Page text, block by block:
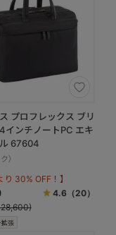
拡張
プロフレックス ブリ
インチノートPC エキ
67604
）
り 30% OFF！】
4.6 （20）